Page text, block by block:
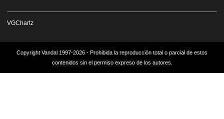
VGChartz
Copyright Vandal 1997-2026 - Prohibida la reproducción total o parcial de estos
contenidos sin el permiso expreso de los autores.